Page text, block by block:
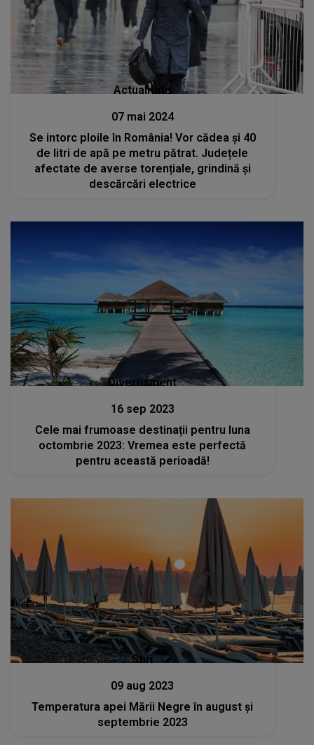
Actualitate
07 mai 2024
Se intorc ploile în România! Vor cădea şi 40
de litri de apă pe metru pătrat. Județele
afectate de averse torențiale, grindină și
descărcări electrice
Divertisment
16 sep 2023
Cele mai frumoase destinații pentru luna
octombrie 2023: Vremea este perfectă
pentru această perioadă!
Stiri
09 aug 2023
Temperatura apei Mării Negre în august și
septembrie 2023